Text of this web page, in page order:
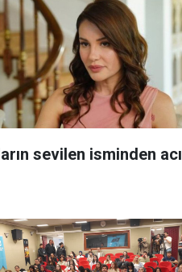
sevilen isminden acı